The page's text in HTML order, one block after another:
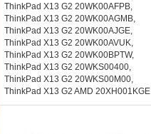
ThinkPad X13 G2 20WK00AFPB,
ThinkPad X13 G2 20WK00AGMB,
ThinkPad X13 G2 20WK00AJGE,
ThinkPad X13 G2 20WK00AVUK,
ThinkPad X13 G2 20WK00BPTW,
ThinkPad X13 G2 20WKS00400,
ThinkPad X13 G2 20WKS00M00,
ThinkPad X13 G2 AMD 20XH001KGE